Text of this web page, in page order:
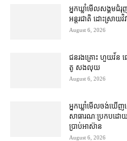
អ្នកឃ្លាំមើល​សង្គម​ជំរុ
អន្តរជាតិ ដោះស្រាយ​វិ
August 6, 2026
ជនរងគ្រោះ ហួយវ័ន ផ
តូ សង​លុយ
August 6, 2026
អ្នកឃ្លាំមើល​ចង់​ឃើ
សាធារណៈ​ប្រកបដោយ​
ប្រាប់​អាស៊ាន
August 6, 2026